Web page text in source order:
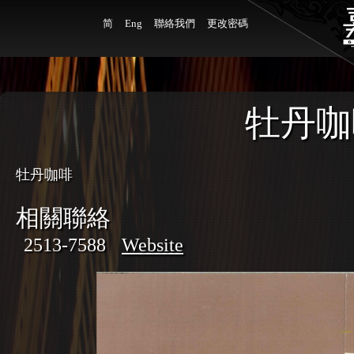
简 Eng 聯絡我們 更改密碼
牡丹
牡丹咖啡
相關聯絡
2513-7588 Website